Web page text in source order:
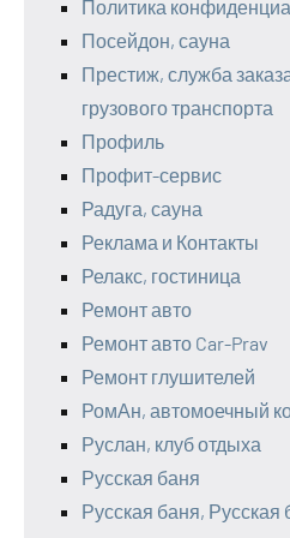
Политика
Посейдон, сауна
Престиж, служба
грузового транспорта
Профиль
Профит-сервис
Радуга, сауна
Реклама и Контакты
Релакс, гостиница
Ремонт авто
Ремонт авто Car-Prav
Ремонт глушителей
РомАн, автомоечный
Руслан, клуб отдыха
Русская баня
Русская баня, Русская